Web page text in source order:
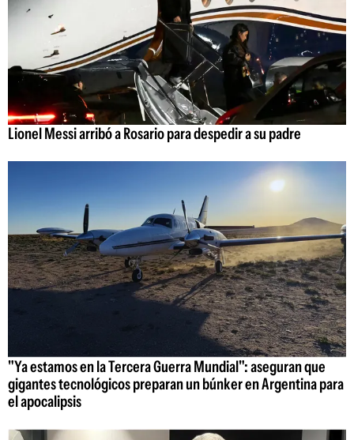
Lionel Messi arribó a Rosario para despedir a su padre
"Ya estamos en la Tercera Guerra Mundial": aseguran que
gigantes tecnológicos preparan un búnker en Argentina para
el apocalipsis